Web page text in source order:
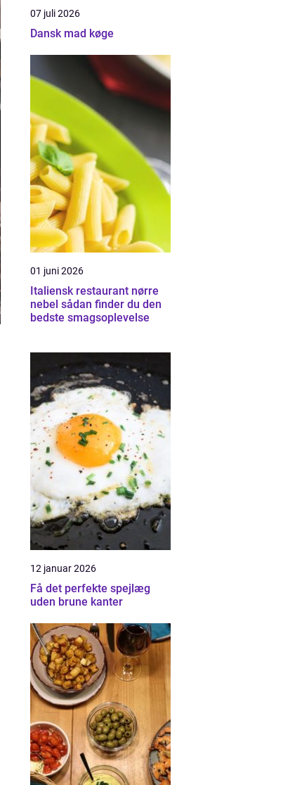
07 juli 2026
Dansk mad køge
01 juni 2026
Italiensk restaurant nørre
nebel sådan finder du den
bedste smagsoplevelse
12 januar 2026
Få det perfekte spejlæg
uden brune kanter